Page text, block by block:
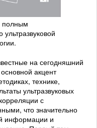
полным
на сегодняшний
акцент
технике,
ультразвуковых
с
что значительно
информации и